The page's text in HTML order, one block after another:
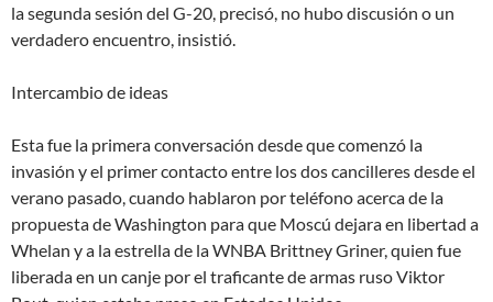
la segunda sesión del G-20 , precisó, no hubo discusión o un
verdadero encuentro , insistió.
Intercambio de ideas
Esta fue la primera conversación desde que comenzó la
invasión y el primer contacto entre los dos cancilleres desde el
verano pasado, cuando hablaron por teléfono acerca de la
propuesta de Washington para que Moscú dejara en libertad a
Whelan y a la estrella de la WNBA Brittney Griner, quien fue
liberada en un canje por el traficante de armas ruso Viktor